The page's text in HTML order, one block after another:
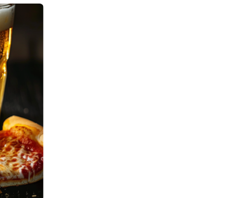
ТРЕНУВАННЯ. YOGA
EPISODE 1
23 Травня
зони